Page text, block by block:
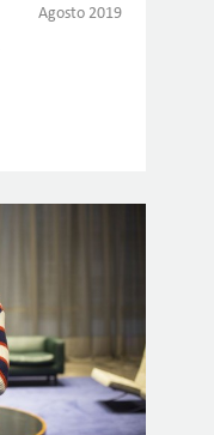
Agosto 2019